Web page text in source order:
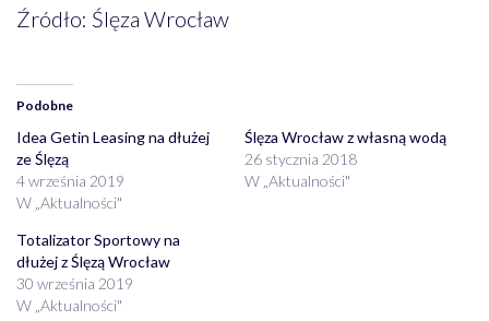
Źródło: Ślęza Wrocław
Podobne
Idea Getin Leasing na dłużej
ze Ślęzą
4 września 2019
W „Aktualności"
Ślęza Wrocław z własną wodą
26 stycznia 2018
W „Aktualności"
Totalizator Sportowy na
dłużej z Ślęzą Wrocław
30 września 2019
W „Aktualności"